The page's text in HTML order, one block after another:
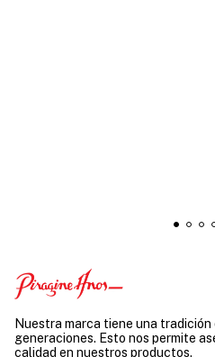
Nuestra marca tiene una
generaciones. Esto nos permite
calidad en nuestros productos.